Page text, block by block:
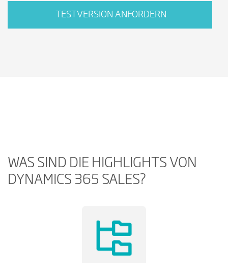
TESTVERSION ANFORDERN
WAS SIND DIE HIGHLIGHTS VON
DYNAMICS 365 SALES?